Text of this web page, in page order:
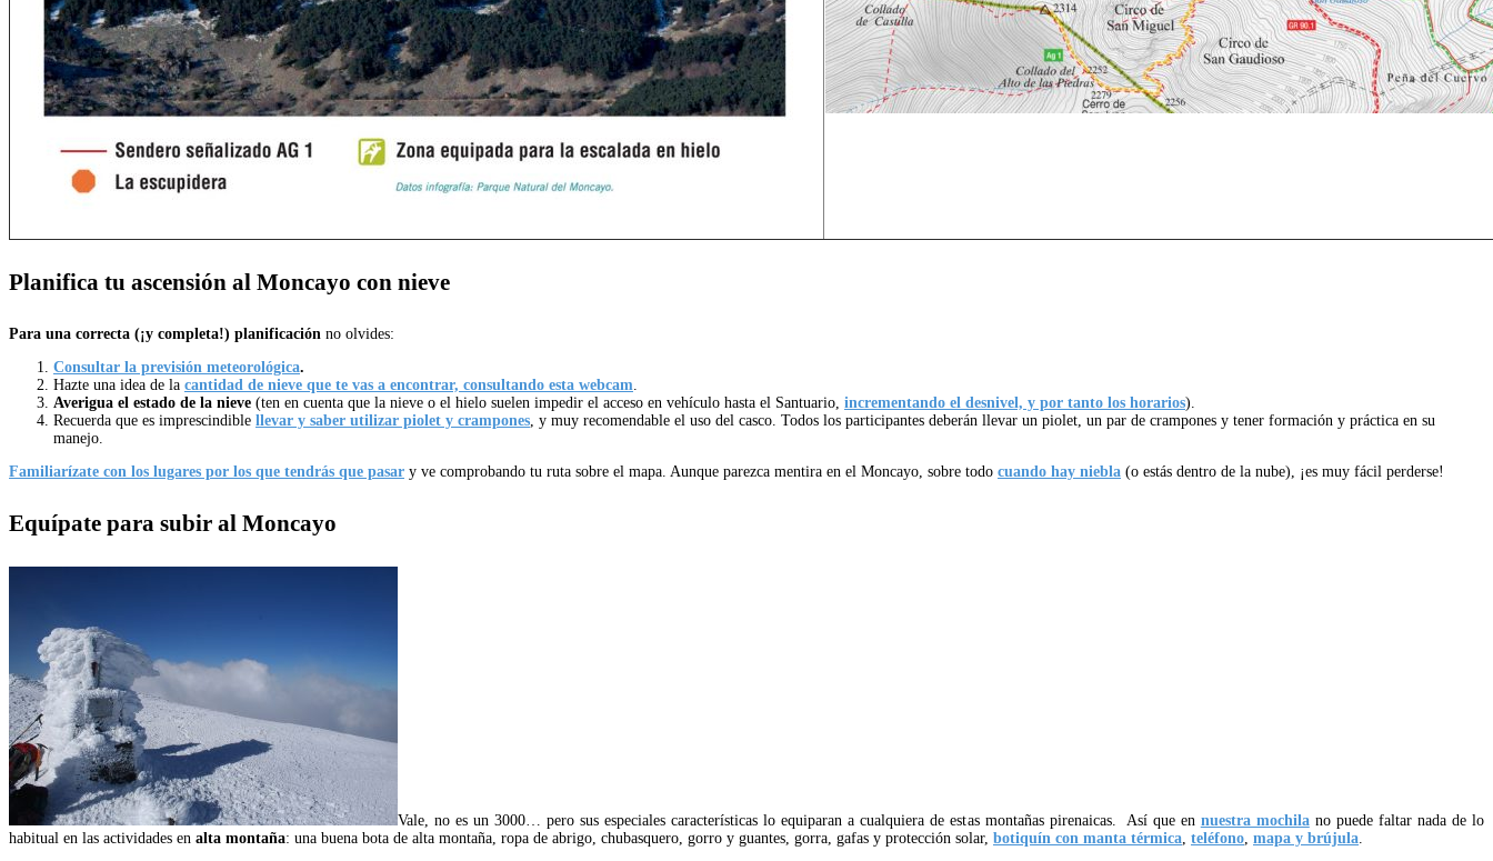
Planifica tu ascensión al Moncayo con nieve
Para una correcta (¡y completa!) planificación no olvides:
Consultar la previsión meteorológica.
Hazte una idea de la cantidad de nieve que te vas a encontrar, consultando esta webcam.
Averigua el estado de la nieve (ten en cuenta que la nieve o el hielo suelen impedir el acceso en vehículo hasta el Santuario, incrementando el desnivel, y por tanto los horarios).
Recuerda que es imprescindible llevar y saber utilizar piolet y crampones, y muy recomendable el uso del casco. Todos los participantes deberán llevar un piolet, un par de crampones y tener formación y práctica en su
manejo.
Familiarízate con los lugares por los que tendrás que pasar y ve comprobando tu ruta sobre el mapa. Aunque parezca mentira en el Moncayo, sobre todo cuando hay niebla (o estás dentro de la nube), ¡es muy fácil perderse!
Equípate para subir al Moncayo
Vale, no es un 3000… pero sus especiales características lo equiparan a cualquiera de estas montañas pirenaicas. Así que en nuestra mochilano puede faltar nada de lo
habitual en las actividades en alta montaña: una buena bota de alta montaña, ropa de abrigo, chubasquero, gorro y guantes, gorra, gafas y protección solar, botiquín con manta térmica teléfono mapa y brújula